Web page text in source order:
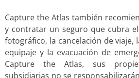
Capture the Atlas también
y contratar un seguro que cubra
fotográfico, la cancelación de
equipaje y la evacuación de
Capture the Atlas, sus
subsidiarias no se